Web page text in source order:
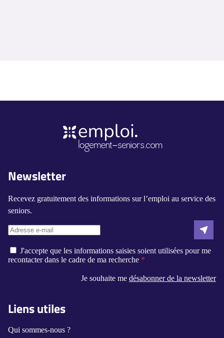
Newsletter
Recevez gratuitement des informations sur l’emploi au service des
seniors.
J'accepte que les informations saisies soient utilisées pour me
recontacter dans le cadre de ma recherche
Je souhaite me désabonner de la newsletter
Liens utiles
Qui sommes-nous ?